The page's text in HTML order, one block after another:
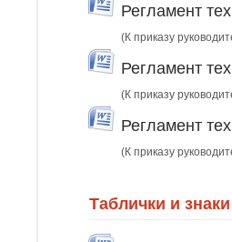
Регламент
(К приказу
Регламент
(К приказу
Регламент
(К приказу
Таблички и